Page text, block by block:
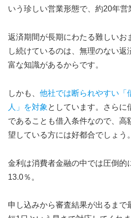
いう珍しい営業形態で、約20年営
返済期間が長期にわたる難しいお
し続けているのは、無理のない返
富な知識があるからです。
しかも、 他社では断られやすい「
人」を対象 としています。さらに
であることも借入条件なので、高
望している方には好都合でしょう。
金利は消費者金融の中では圧倒的
13.0％。
申し込みから審査結果が出るまで